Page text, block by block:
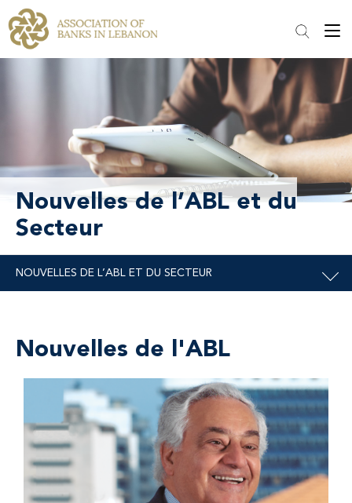
Nouvelles de l’ABL et du
Secteur
Nouvelles de l'ABL